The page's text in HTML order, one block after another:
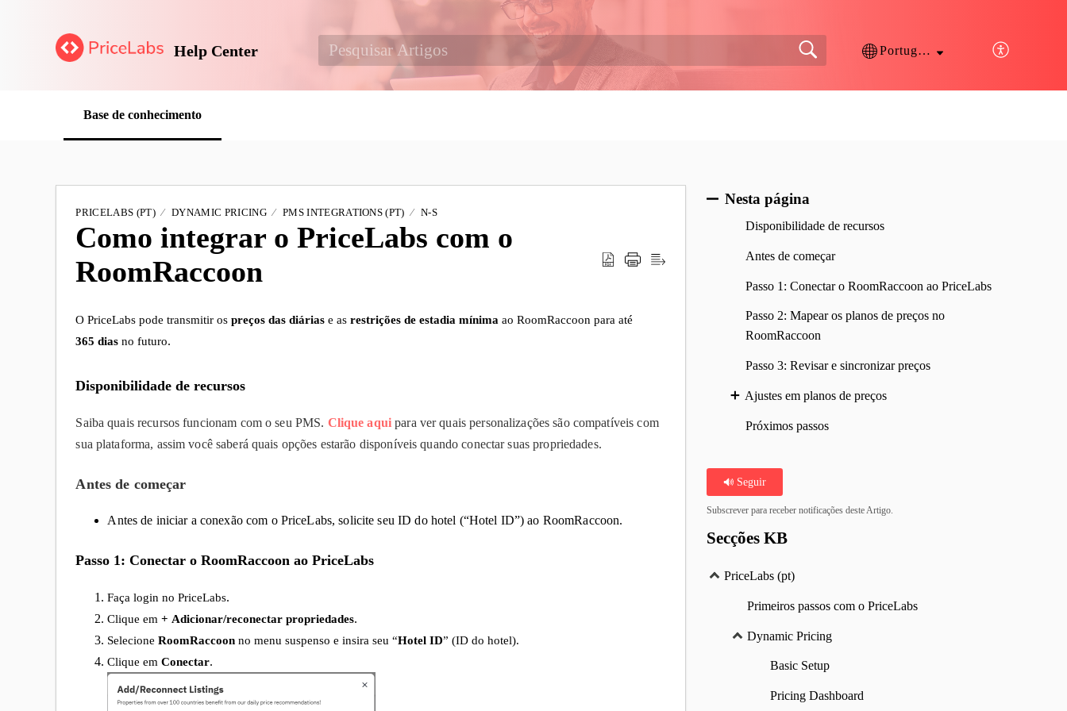
Help Center Português
Base de conhecimento
PRICELABS (PT) DYNAMIC PRICING PMS INTEGRATIONS (PT) N-S
Como integrar o PriceLabs com o
RoomRaccoon
O PriceLabs pode transmitir ospreços das diárias e asrestrições de estadia mínimaao RoomRaccoon para até
365 dias no futuro.
Disponibilidade de recursos
Saiba quais recursos funcionam com o seu PMS. Clique aqui para ver quais personalizações são compatíveis com
sua plataforma, assim você saberá quais opções estarão disponíveis quando conectar suas propriedades.
Antes de começar
Antes de iniciar a conexão com o PriceLabs, solicite seu ID do hotel (“Hotel ID”) ao RoomRaccoon.
Passo 1: Conectar o RoomRaccoon ao PriceLabs
Faça login no PriceLabs.
Clique em+ Adicionar/reconectar propriedades.
SelecioneRoomRaccoonno menu suspenso e insira seu “Hotel ID” (ID do hotel).
Clique emConectar.
Nesta página
Disponibilidade de recursos
Antes de começar
Passo 1: Conectar o RoomRaccoon ao PriceLabs
Passo 2: Mapear os planos de preços no
RoomRaccoon
Passo 3: Revisar e sincronizar preços
Ajustes em planos de preços
Próximos passos
Seguir
Subscrever para receber notificações deste Artigo.
Secções KB
PriceLabs (pt)
Primeiros passos com o PriceLabs
Dynamic Pricing
Basic Setup
Pricing Dashboard